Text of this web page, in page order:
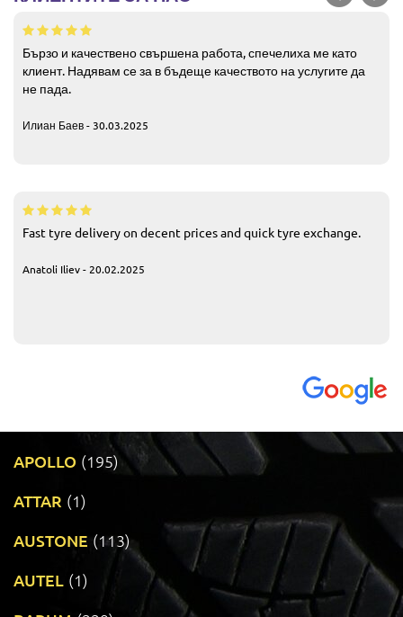
Бързо и качествено свършена работа, спечелиха ме като
клиент. Надявам се за в бъдеще качеството на услугите да
не пада.
Илиан Баев - 30.03.2025
Fast tyre delivery on decent prices and quick tyre exchange.
Anatoli Iliev - 20.02.2025
APOLLO (195)
ATTAR (1)
AUSTONE (113)
AUTEL (1)